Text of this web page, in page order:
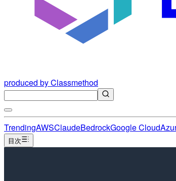
produced by Classmethod
TrendingAWSClaudeBedrockGoogle Cloud
目次